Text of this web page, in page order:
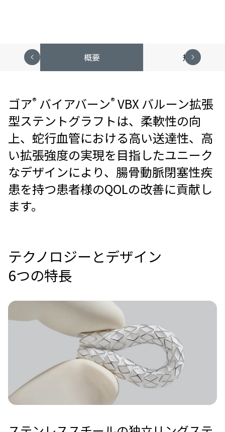
概要 規格表
ゴア® バイアバーン® VBX バルーン拡張
型ステントグラフトは、柔軟性の向
上、蛇行血管における高い送達性、高
い拡張強度の実現を目指したユニーク
なデザインにより、腸骨動脈閉塞性疾
患を持つ患者様のQOLの改善に貢献し
ます。
テクノロジーとデザイン
6つの特長
Image